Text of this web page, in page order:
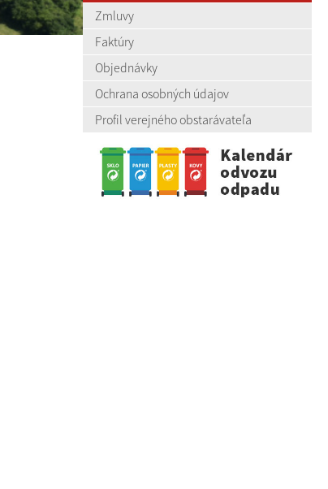
Zmluvy
Faktúry
Objednávky
Ochrana osobných údajov
Profil verejného obstarávateľa